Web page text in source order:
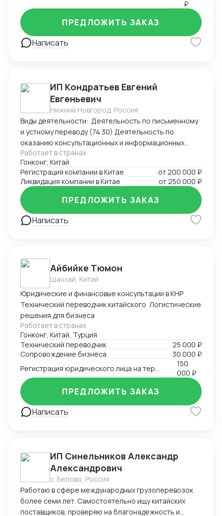
₽
Написать
ПРЕДЛОЖИТЬ ЗАКАЗ
ИП Кондратьев Евгений
Евгеньевич
Нижний Новгород, Россия
Виды деятельности: Деятельность по письменному
и устному переводу (74.30) Деятельность по
оказанию консультационных и информационных
услуг (63.99.1) Услуги по бронированию прочие и
сопутствующая деятельность (79.90)
Работает в странах
Гонконг, Китай
Регистрация компании в Китае
от200 000 ₽
Ликвидация компании в Китае
от250 000 ₽
Написать
ПРЕДЛОЖИТЬ ЗАКАЗ
Айбийке Тюмон
Шанхай, Китай
Юридические и финансовые консультации в КНР
Технический переводчик китайского Логистические
решения для бизнеса
Работает в странах
Гонконг, Китай, Турция
Технический переводчик
25 000 ₽
Сопровождение бизнеса
30 000 ₽
150
000 ₽
Написать
ПРЕДЛОЖИТЬ ЗАКАЗ
ИП Синельников Александр
Александрович
с. Белово, Россия
Работаю в сфере международных грузоперевозок
более семи лет. Самостоятельно ищу китайских
поставщиков, проверяю на благонадежность и